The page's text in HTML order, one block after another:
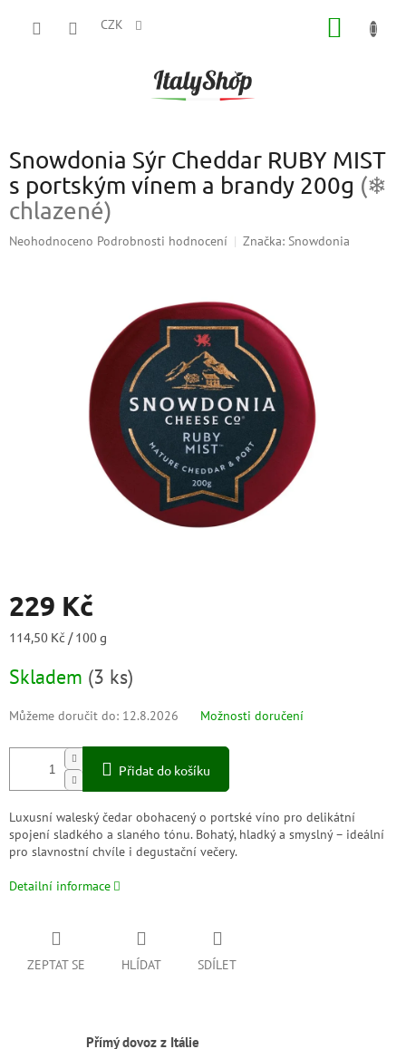
CZK
Snowdonia Sýr Cheddar RUBY MIST
s portským vínem a brandy 200g (❄
chlazené)
Průměrné
Neohodnoceno Podrobnosti hodnocení Značka: Snowdonia
229 Kč
Měrná
114,50 Kč / 100 g
Skladem (3 ks)
Můžeme doručit do: 12.8.2026 Možnosti doručení
Přidat do košíku
Luxusní waleský čedar obohacený o portské víno pro delikátní
spojení sladkého a slaného tónu. Bohatý, hladký a smyslný – ideální
pro slavnostní chvíle i degustační večery.
Detailní informace
ZEPTAT SE HLÍDAT SDÍLET
Přímý dovoz z Itálie